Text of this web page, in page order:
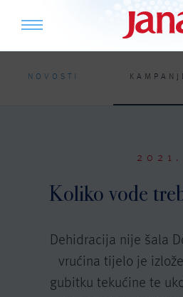
NOVOSTI
2021.
Koliko vode
Dehidracija nije šala
vrućina tijelo je
gubitku tekućine te